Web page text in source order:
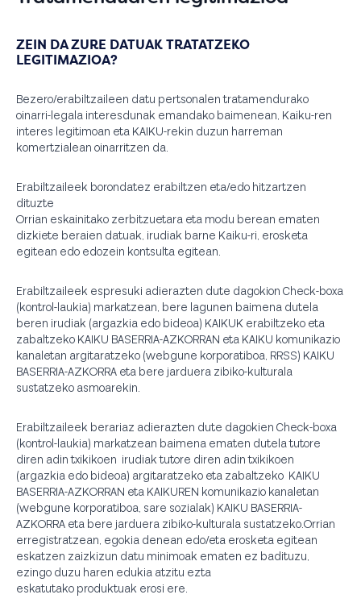
ZEIN DA ZURE DATUAK TRATATZEKO
LEGITIMAZIOA?
Bezero/erabiltzaileen datu pertsonalen tratamendurako
oinarri-legala interesdunak emandako baimenean, Kaiku-ren
interes legitimoan eta KAIKU-rekin duzun harreman
komertzialean oinarritzen da.
Erabiltzaileek borondatez erabiltzen eta/edo hitzartzen
dituzte
Orrian eskainitako zerbitzuetara eta modu berean ematen
dizkiete beraien datuak, irudiak barne Kaiku-ri, erosketa
egitean edo edozein kontsulta egitean.
Erabiltzaileek espresuki adierazten dute dagokion Check-boxa
(kontrol-laukia) markatzean, bere lagunen baimena dutela
beren irudiak (argazkia edo bideoa) KAIKUK erabiltzeko eta
zabaltzeko KAIKU BASERRIA-AZKORRAN eta KAIKU komunikazio
kanaletan argitaratzeko (webgune korporatiboa, RRSS) KAIKU
BASERRIA-AZKORRA eta bere jarduera zibiko-kulturala
sustatzeko asmoarekin.
Erabiltzaileek berariaz adierazten dute dagokien Check-boxa
(kontrol-laukia) markatzean baimena ematen dutela tutore
diren adin txikikoen irudiak tutore diren adin txikikoen
(argazkia edo bideoa) argitaratzeko eta zabaltzeko KAIKU
BASERRIA-AZKORRAN eta KAIKUREN komunikazio kanaletan
(webgune korporatiboa, sare sozialak) KAIKU BASERRIA-
AZKORRA eta bere jarduera zibiko-kulturala sustatzeko.Orrian
erregistratzean, egokia denean edo/eta erosketa egitean
eskatzen zaizkizun datu minimoak ematen ez badituzu,
ezingo duzu haren edukia atzitu ezta
eskatutako produktuak erosi ere.